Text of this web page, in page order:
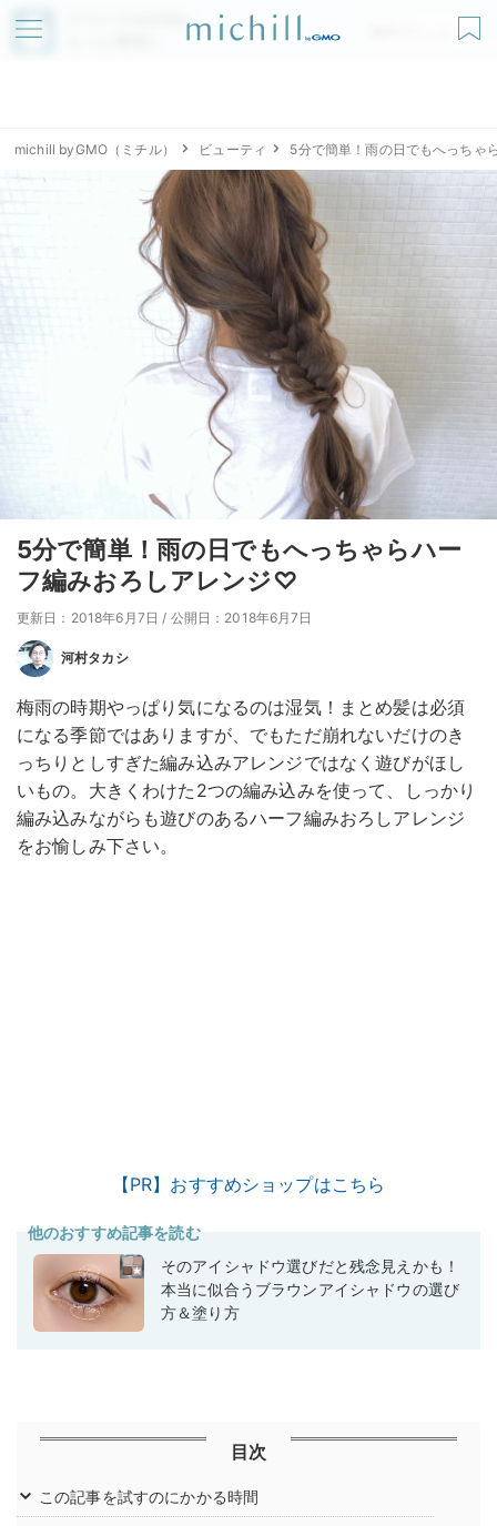
アプリでmichillが
無料ダウンロード
michill byGMO（ミチル） ビューティ 5分で簡単！雨の日でもへっちゃ
5分で簡単！雨の日でもへっちゃらハー
フ編みおろしアレンジ♡
更新日：2018年6月7日 / 公開日：2018年6月7日
河村タカシ
梅雨の時期やっぱり気になるのは湿気！まとめ髪は必須
になる季節ではありますが、でもただ崩れないだけのき
っちりとしすぎた編み込みアレンジではなく遊びがほし
いもの。大きくわけた2つの編み込みを使って、しっかり
編み込みながらも遊びのあるハーフ編みおろしアレンジ
をお愉しみ下さい。
【PR】おすすめショップはこちら
他のおすすめ記事を読む
そのアイシャドウ選びだと残念見えかも！
本当に似合うブラウンアイシャドウの選び
方＆塗り方
目次
この記事を試すのにかかる時間